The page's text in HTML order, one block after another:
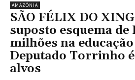
AMAZÔNIA
SÃO FÉLIX DO
suposto esquema de
milhões na
Deputado Torrinho
alvos